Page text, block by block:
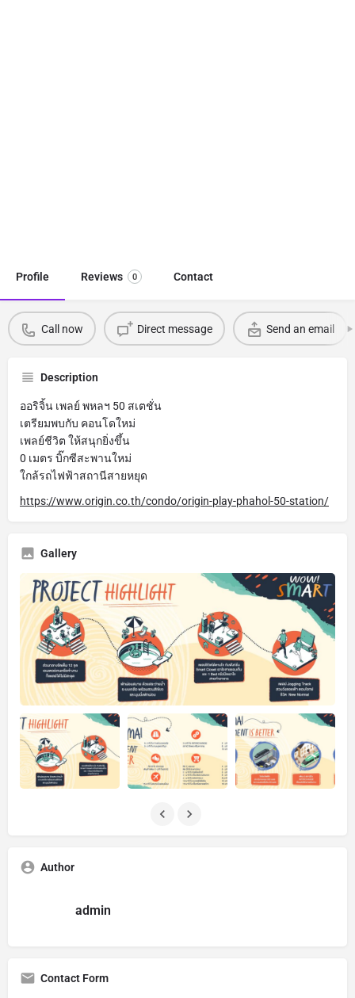
Profile Reviews 0 Contact
Call now Direct message Send an email
Description
ออริจิ้น เพลย์ พหลฯ 50 สเตชั่น
เตรียมพบกับ คอนโดใหม่
เพลย์ชีวิต ให้สนุกยิ่งขึ้น
0 เมตร บิ๊กซีสะพานใหม่
ใกล้รถไฟฟ้าสถานีสายหยุด
https://www.origin.co.th/condo/origin-play-phahol-50-station/
Gallery
Author
admin
Contact Form